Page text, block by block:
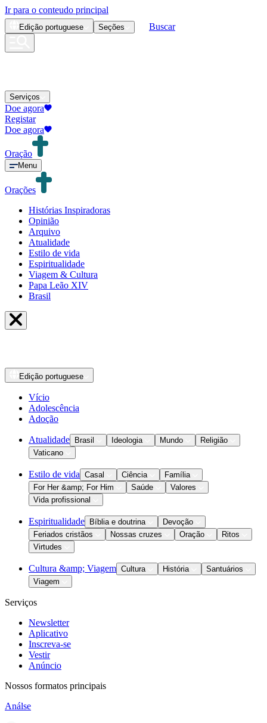
Ir para o conteudo principal
Edição portuguese Seções Buscar
Serviços
Doe agora
Registar
Doe agora
Oração
Menu
Orações
Histórias Inspiradoras
Opinião
Arquivo
Atualidade
Estilo de vida
Espiritualidade
Viagem & Cultura
Papa Leão XIV
Brasil
Edição portuguese
Vício
Adolescência
Adoção
Atualidade Brasil Ideologia Mundo
Religião
Vaticano
Estilo de vida Casal Ciência
Família
For Her &amp; For Him
Saúde
Valores
Vida profissional
Espiritualidade Bíblia e doutrina
Devoção
Feriados cristãos
Nossas cruzes Oração
Ritos
Virtudes
Cultura &amp; Viagem Cultura História
Santuários
Viagem
Serviços
Newsletter
Aplicativo
Inscreva-se
Vestir
Anúncio
Nossos formatos principais
Análse